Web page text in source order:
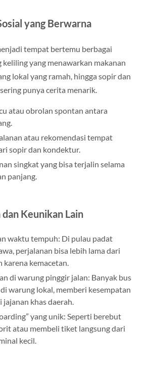
yang Berwarna
tempat bertemu berbagai
keliling yang menawarkan makanan
lokal yang ramah, hingga sopir dan
punya cerita menarik.
atau obrolan spontan antara
atau rekomendasi tempat
sopir dan kondektur.
singkat yang bisa terjalin selama
panjang.
dan Keunikan Lain
waktu tempuh: Di pulau padat
perjalanan bisa lebih lama dari
karena kemacetan.
di warung pinggir jalan: Banyak bus
warung lokal, memberi kesempatan
jajanan khas daerah.
yang unik: Seperti berebut
atau membeli tiket langsung dari
kecil.